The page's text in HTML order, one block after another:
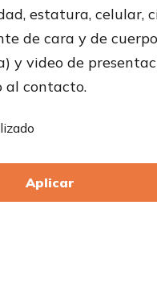
estatura, celular,
de cara y de
y video de
al contacto.
Aplicar